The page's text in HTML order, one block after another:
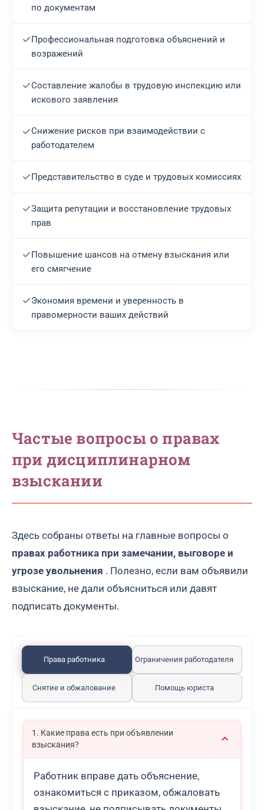
по документам
Профессиональная подготовка объяснений и
возражений
Составление жалобы в трудовую инспекцию или
искового заявления
Снижение рисков при взаимодействии с
работодателем
Представительство в суде и трудовых комиссиях
Защита репутации и восстановление трудовых
прав
Повышение шансов на отмену взыскания или
его смягчение
Экономия времени и уверенность в
правомерности ваших действий
Частые вопросы о правах
при дисциплинарном
взыскании
Здесь собраны ответы на главные вопросы о
правах работника при замечании, выговоре и
угрозе увольнения . Полезно, если вам объявили
взыскание, не дали объясниться или давят
подписать документы.
Права работника Ограничения работодателя
Снятие и обжалование Помощь юриста
1. Какие права есть при объявлении
взыскания?
Работник вправе дать объяснение,
ознакомиться с приказом, обжаловать